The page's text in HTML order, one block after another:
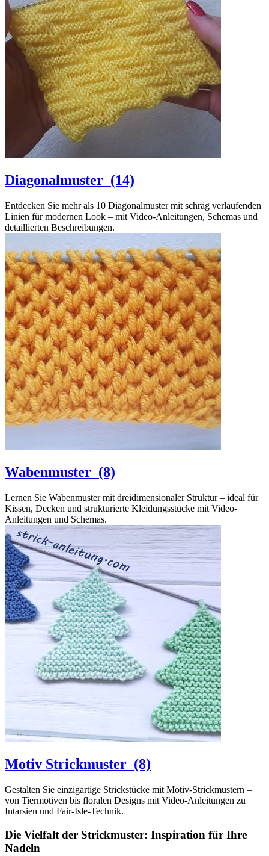
Diagonalmuster (14)
Entdecken Sie mehr als 10 Diagonalmuster mit schräg verlaufenden
Linien für modernen Look – mit Video-Anleitungen, Schemas und
detaillierten Beschreibungen.
Wabenmuster (8)
Lernen Sie Wabenmuster mit dreidimensionaler Struktur – ideal für
Kissen, Decken und strukturierte Kleidungsstücke mit Video-
Anleitungen und Schemas.
Motiv Strickmuster (8)
Gestalten Sie einzigartige Strickstücke mit Motiv-Strickmustern –
von Tiermotiven bis floralen Designs mit Video-Anleitungen zu
Intarsien und Fair-Isle-Technik.
Die Vielfalt der Strickmuster: Inspiration für Ihre
Nadeln